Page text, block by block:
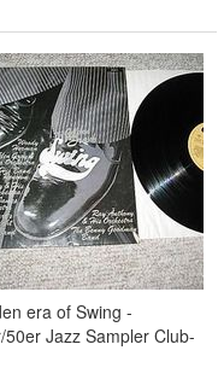
era of Swing -
50er Jazz Sampler Club-